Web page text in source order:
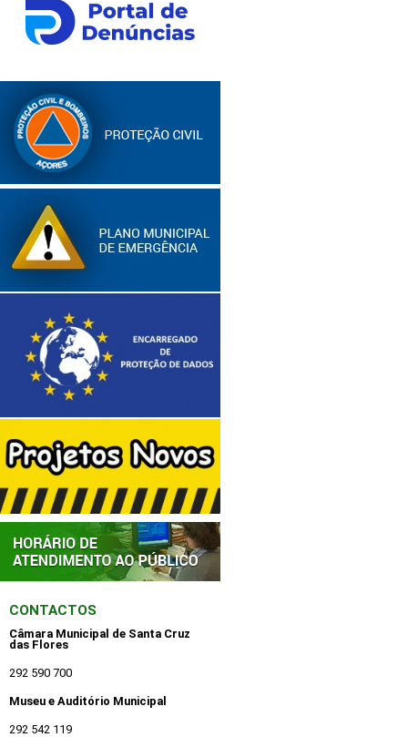
CONTACTOS
Câmara Municipal de Santa Cruz
das Flores
292 590 700
Museu e Auditório Municipal
292 542 119